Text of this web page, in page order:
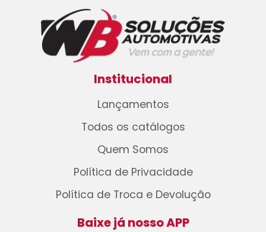
Institucional
Lançamentos
Todos os catálogos
Quem Somos
Política de Privacidade
Política de Troca e Devolução
Baixe já nosso APP